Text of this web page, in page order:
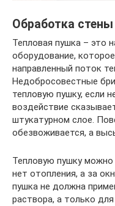
Обработка
Тепловая пушка – это
оборудование,
направленный поток
Недобросовестные
тепловую пушку, если
воздействие
штукатурном слое.
обезвоживается, а
Тепловую пушку
нет отопления, а за
пушка не должна
раствора, а только